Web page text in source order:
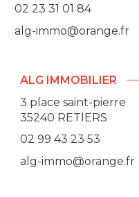
02 23 31 01 84
alg-immo@orange.fr
ALG IMMOBILIER
3 place saint-pierre
35240 RETIERS
02 99 43 23 53
alg-immo@orange.fr